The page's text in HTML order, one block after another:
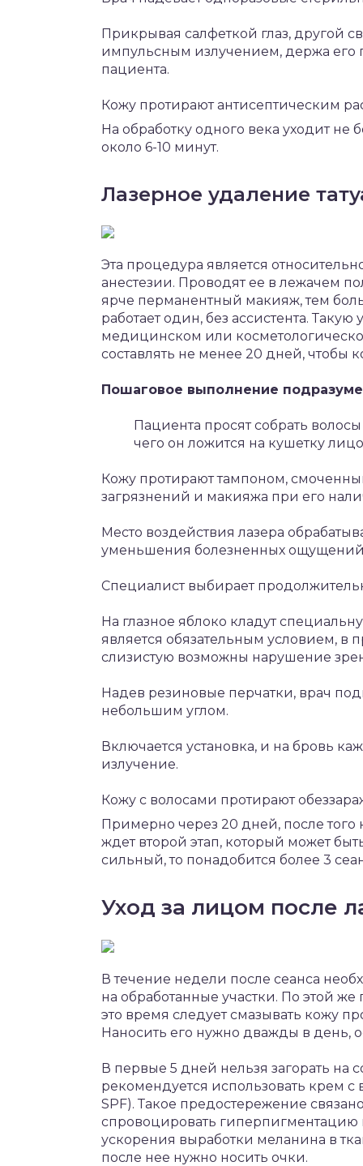
Прикрывая салфеткой глаз, другой
импульсным излучением, держа его
пациента.
Кожу протирают антисептическим
На обработку одного века уходит не
около 6-10 минут.
Лазерное удаление
Эта процедура является
анестезии. Проводят ее в лежачем
ярче перманентный макияж, тем
работает один, без ассистента. Такую
медицинском или
составлять не менее 20 дней, чтобы
Пошаговое выполнение
Пациента просят собрать
чего он ложится на кушетку
Кожу протирают тампоном,
загрязнений и макияжа при его
Место воздействия лазера
уменьшения болезненных
Специалист выбирает
На глазное яблоко кладут
является обязательным условием, в
слизистую возможны нарушение
Надев резиновые перчатки, врач
небольшим углом.
Включается установка, и на бровь
излучение.
Кожу с волосами протирают
Примерно через 20 дней, после того
ждет второй этап, который может
сильный, то понадобится более 3
Уход за лицом после
В течение недели после сеанса
на обработанные участки. По этой
это время следует смазывать кожу
Наносить его нужно дважды в день,
В первые 5 дней нельзя загорать на
рекомендуется использовать крем
SPF). Такое предостережение
спровоцировать гиперпигментацию
ускорения выработки меланина в
после нее нужно носить очки.